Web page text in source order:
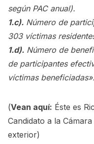
según PAC anual).
1.c). Número de
303 víctimas
1.d). Número de
de participantes
víctimas beneficiadas».
(Vean aquí: Éste es
Candidato a la
exterior)